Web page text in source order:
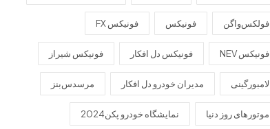
فولکس‌واگن فونیکس فونیکس FX
فونیکس NEV فونیکس دل افکار فونیکس شیراز
لامبورگینی مدیران خودرو دل افکار مرسدس‌بنز
موتورهای روز دنیا نمایشگاه خودرو پکن2024